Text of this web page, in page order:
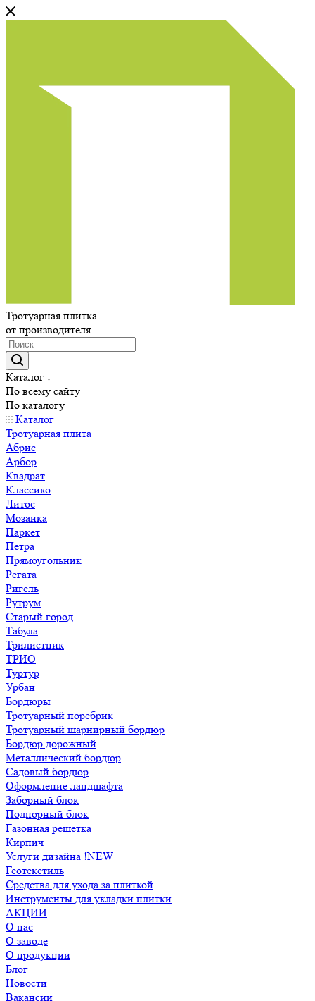
Тротуарная плитка
от производителя
Каталог
По всему сайту
По каталогу
Каталог
Тротуарная плита
Абрис
Арбор
Квадрат
Классико
Литос
Мозаика
Паркет
Петра
Прямоугольник
Регата
Ригель
Рутрум
Старый город
Табула
Трилистник
ТРИО
Туртур
Урбан
Бордюры
Тротуарный поребрик
Тротуарный шарнирный бордюр
Бордюр дорожный
Металлический бордюр
Садовый бордюр
Оформление ландшафта
Заборный блок
Подпорный блок
Газонная решетка
Кирпич
Услуги дизайна !NEW
Геотекстиль
Средства для ухода за плиткой
Инструменты для укладки плитки
АКЦИИ
О нас
О заводе
О продукции
Блог
Новости
Вакансии